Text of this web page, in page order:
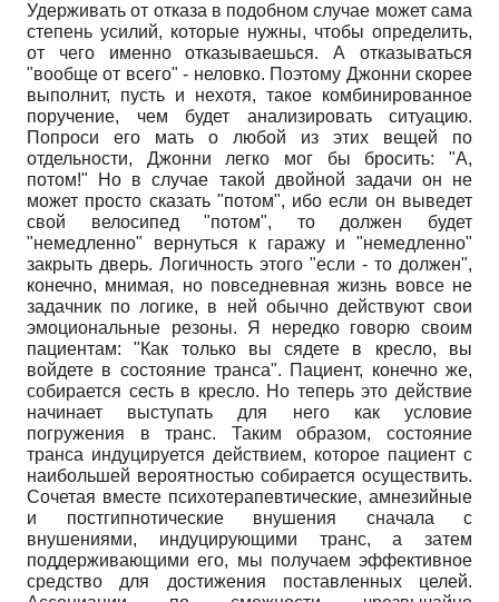
Удерживать от отказа в подобном случае может сама
степень усилий, которые нужны, чтобы определить,
от чего именно отказываешься. А отказываться
"вообще от всего" - неловко. Поэтому Джонни скорее
выполнит, пусть и нехотя, такое комбинированное
поручение, чем будет анализировать ситуацию.
Попроси его мать о любой из этих вещей по
отдельности, Джонни легко мог бы бросить: "А,
потом!" Но в случае такой двойной задачи он не
может просто сказать "потом", ибо если он выведет
свой велосипед "потом", то должен будет
"немедленно" вернуться к гаражу и "немедленно"
закрыть дверь. Логичность этого "если - то должен",
конечно, мнимая, но повседневная жизнь вовсе не
задачник по логике, в ней обычно действуют свои
эмоциональные резоны. Я нередко говорю своим
пациентам: "Как только вы сядете в кресло, вы
войдете в состояние транса". Пациент, конечно же,
собирается сесть в кресло. Но теперь это действие
начинает выступать для него как условие
погружения в транс. Таким образом, состояние
транса индуцируется действием, которое пациент с
наибольшей вероятностью собирается осуществить.
Сочетая вместе психотерапевтические, амнезийные
и постгипнотические внушения сначала с
внушениями, индуцирующими транс, а затем
поддерживающими его, мы получаем эффективное
средство для достижения поставленных целей.